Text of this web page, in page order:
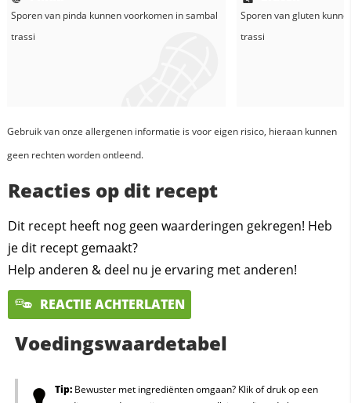
Sporen van pinda kunnen voorkomen insambal
trassi
Sporen van gluten
trassi
Gebruik van onze allergenen informatie is voor eigen risico, hieraan kunnen
geen rechten worden ontleend.
Reacties op dit recept
Dit recept heeft nog geen waarderingen gekregen! Heb
je dit recept gemaakt?
Help anderen & deel nu je ervaring met anderen!
REACTIE ACHTERLATEN
Voedingswaardetabel
Tip:Bewuster met ingrediënten omgaan? Klik of druk op een